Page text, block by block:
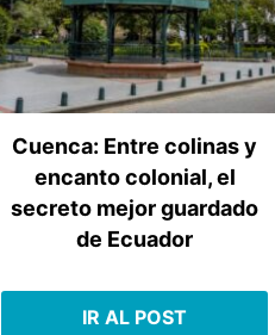
Cuenca: Entre colinas y
encanto colonial, el
secreto mejor guardado
de Ecuador
IR AL POST